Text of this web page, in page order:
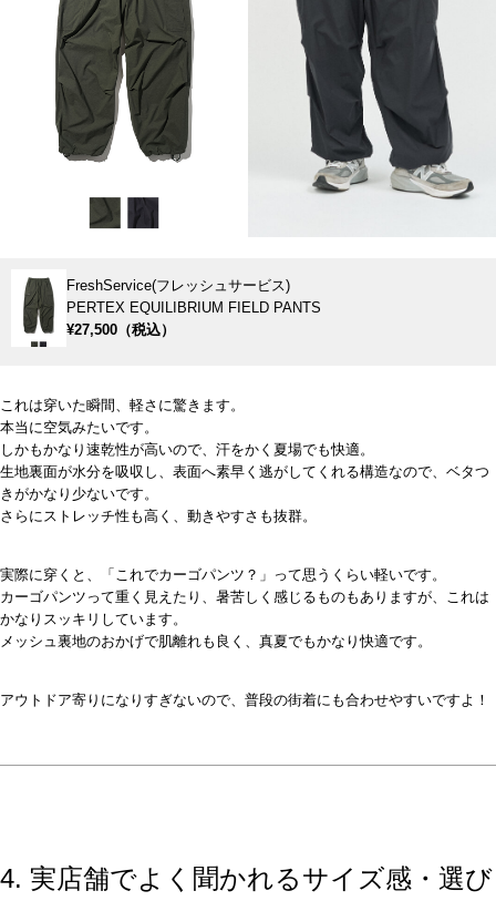
FreshService(フレッシュサービス)
PERTEX EQUILIBRIUM FIELD PANTS
¥27,500（税込）
これは穿いた瞬間、軽さに驚きます。
本当に空気みたいです。
しかもかなり速乾性が高いので、汗をかく夏場でも快適。
生地裏面が水分を吸収し、表面へ素早く逃がしてくれる構造なので、ベタつ
きがかなり少ないです。
さらにストレッチ性も高く、動きやすさも抜群。
実際に穿くと、「これでカーゴパンツ？」って思うくらい軽いです。
カーゴパンツって重く見えたり、暑苦しく感じるものもありますが、これは
かなりスッキリしています。
メッシュ裏地のおかげで肌離れも良く、真夏でもかなり快適です。
アウトドア寄りになりすぎないので、普段の街着にも合わせやすいですよ！
4. 実店舗でよく聞かれるサイズ感・選び